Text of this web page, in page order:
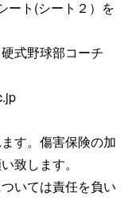
ート(シート２）を
式野球部コーチ
す。傷害保険の加
致します。
いては責任を負い